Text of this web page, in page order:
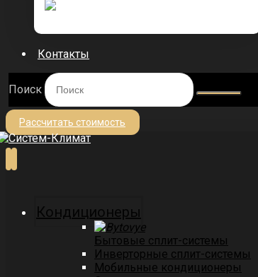
Контакты
Поиск
Рассчитать стоимость
Кондиционеры
Бытовые сплит-системы
Инверторные сплит-системы
Мобильные кондиционеры